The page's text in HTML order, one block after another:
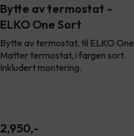
Bytte av termostat -
ELKO One Sort
Bytte av termostat, til ELKO One
Matter termostat, i fargen sort.
Inkludert montering.
2,950,-